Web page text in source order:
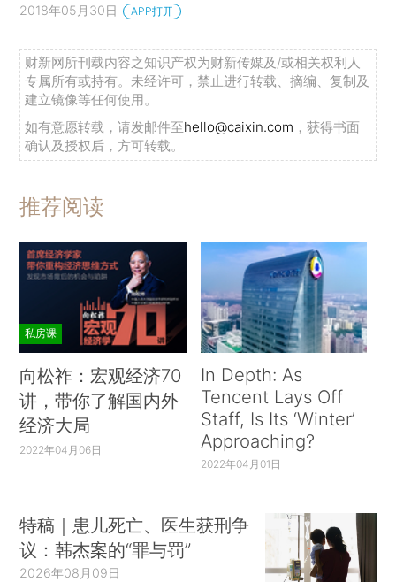
2018年05月30日 APP打开
财新网所刊载内容之知识产权为财新传媒及/或相关权利人
专属所有或持有。未经许可，禁止进行转载、摘编、复制及
建立镜像等任何使用。
如有意愿转载，请发邮件至hello@caixin.com ，获得书面
确认及授权后，方可转载。
推荐阅读
私房课
向松祚：宏观经济70
讲，带你了解国内外
经济大局
2022年04月06日
In Depth: As
Tencent Lays Off
Staff, Is Its ‘Winter’
Approaching?
2022年04月01日
特稿｜患儿死亡、医生获刑争
议：韩杰案的“罪与罚”
2026年08月09日